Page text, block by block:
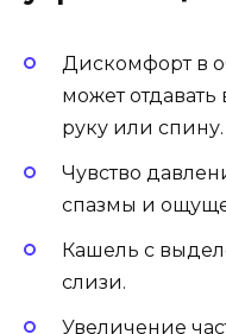
Дискомфорт в
может отдавать
руку или спину.
Чувство
спазмы и
Кашель с
слизи.
Увеличение